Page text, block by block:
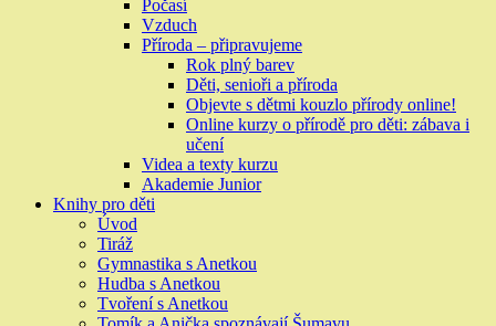
Počasí
Vzduch
Příroda – připravujeme
Rok plný barev
Děti, senioři a příroda
Objevte s dětmi kouzlo přírody online!
Online kurzy o přírodě pro děti: zábava i
učení
Videa a texty kurzu
Akademie Junior
Knihy pro děti
Úvod
Tiráž
Gymnastika s Anetkou
Hudba s Anetkou
Tvoření s Anetkou